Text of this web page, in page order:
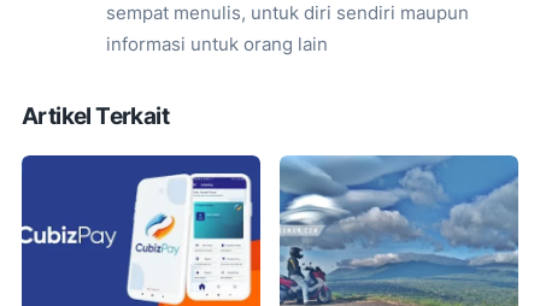
sempat menulis, untuk diri sendiri maupun
informasi untuk orang lain
Artikel Terkait